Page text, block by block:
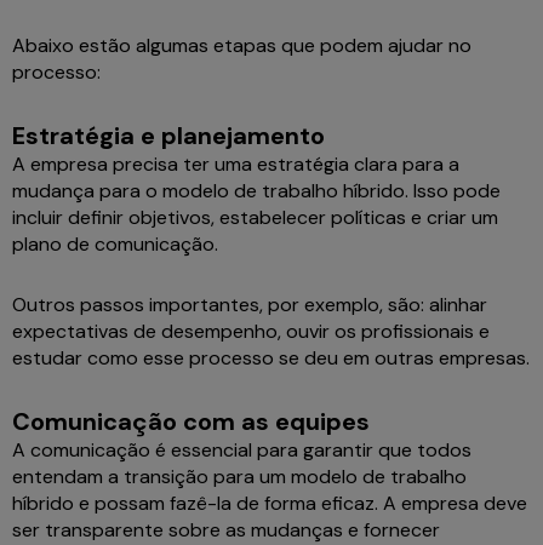
Abaixo estão algumas etapas que podem ajudar no
processo:
Estratégia e planejamento
A empresa precisa ter uma estratégia clara para a
mudança para o modelo de trabalho híbrido. Isso pode
incluir definir objetivos, estabelecer políticas e criar um
plano de comunicação.
Outros passos importantes, por exemplo, são: alinhar
expectativas de desempenho, ouvir os profissionais e
estudar como esse processo se deu em outras empresas.
Comunicação com as equipes
A comunicação é essencial para garantir que todos
entendam a transição para um modelo de trabalho
híbrido e possam fazê-la de forma eficaz. A empresa deve
ser transparente sobre as mudanças e fornecer